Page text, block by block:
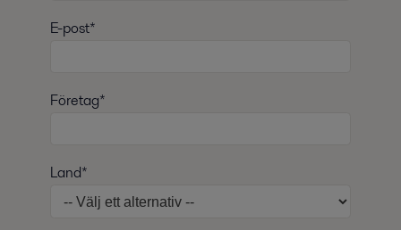
E-post*
Företag*
Land*